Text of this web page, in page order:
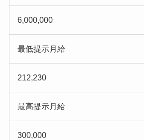
6,000,000
最低提示月給
212,230
最高提示月給
300,000